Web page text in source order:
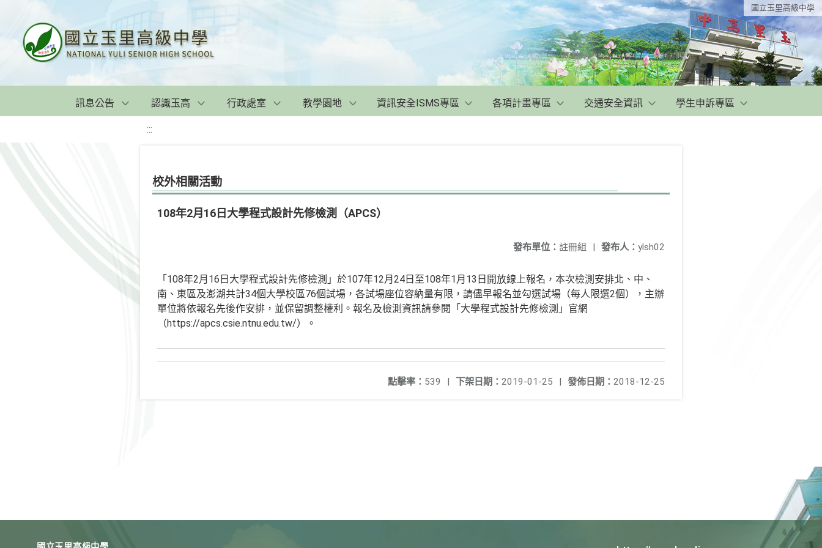
國立玉里高級中學
訊息公告 認識玉高 行政處室 教學園地 資訊安全ISMS專區 各項計畫專區 交通安全資訊 學生申訴專區
:::
校外相關活動
108年2月16日大學程式設計先修檢測（APCS）
發布人： ylsh02
發布單位： 註冊組 |
「108年2月16日大學程式設計先修檢測」於107年12月24日至108年1月13日開放線上報名，本次檢測安排北、中、
南、東區及澎湖共計34個大學校區76個試場，各試場座位容納量有限，請儘早報名並勾選試場（每人限選2個），主辦
單位將依報名先後作安排，並保留調整權利。報名及檢測資訊請參閱「大學程式設計先修檢測」官網
（https://apcs.csie.ntnu.edu.tw/）。
發佈日期： 2018-12-25
下架日期： 2019-01-25 |
點擊率： 539 |